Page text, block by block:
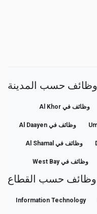
وظائف حسب المدينة
وظائف في Al Khor
وظائف في Al Daayen
وظائف في Al Shamal
وظائف في West Bay
وظائف حسب القطاع
Information Technology